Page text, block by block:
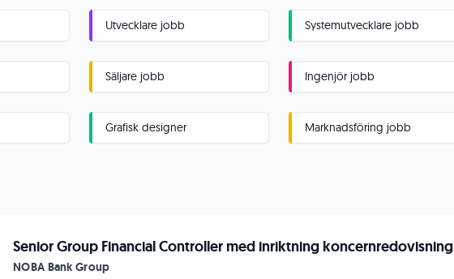
Utvecklare jobb Systemutvecklare jobb
Säljare jobb Ingenjör jobb
Grafisk designer Marknadsföring jobb
Senior Group Financial Controller med inriktning koncernredovisning
NOBA Bank Group